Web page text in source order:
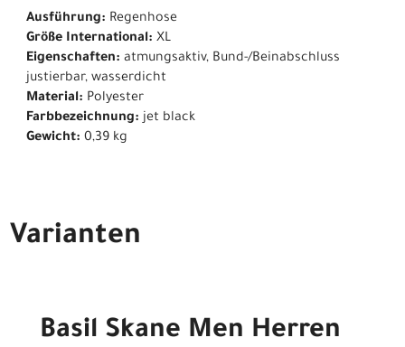
Ausführung: Regenhose
Größe International: XL
Eigenschaften: atmungsaktiv, Bund-/Beinabschluss
justierbar, wasserdicht
Material: Polyester
Farbbezeichnung: jet black
Gewicht: 0,39 kg
Varianten
Basil Skane Men Herren